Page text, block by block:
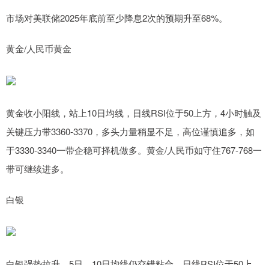
市场对美联储2025年底前至少降息2次的预期升至68%。
黄金/人民币黄金
黄金收小阳线，站上10日均线，日线RSI位于50上方，4小时触及
关键压力带3360-3370，多头力量稍显不足，高位谨慎追多，如
于3330-3340一带企稳可择机做多。黄金/人民币如守住767-768一
带可继续进多。
白银